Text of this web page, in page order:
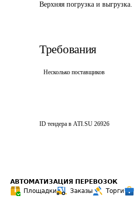
Верхняя погрузка и выгрузка.
Требования
Несколько поставщиков
ID тендера в ATI.SU 26926
АВТОМАТИЗАЦИЯ ПЕРЕВОЗОК
Площадки
Заказы Торги